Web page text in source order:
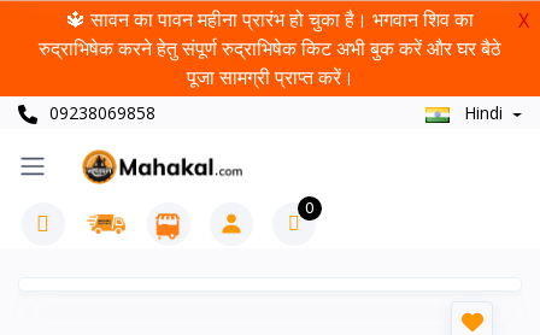
🔱 सावन का पावन महीना प्रारंभ हो चुका है। भगवान शिव का
रुद्राभिषेक करने हेतु संपूर्ण रुद्राभिषेक किट अभी बुक करें और घर बैठे
पूजा सामग्री प्राप्त करें।
X
09238069858 Hindi
0